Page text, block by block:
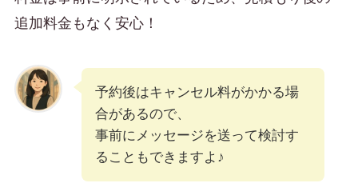
追加料金もなく安心！
予約後はキャンセル料がかかる場
合があるので、
事前にメッセージを送って検討す
ることもできますよ♪